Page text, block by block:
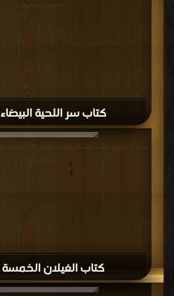
كتاب سر اللحية البيضاء PDF
| التحميل : مرة/مرات
كتاب الغيلان الخمسة PDF
قراءة و تحميل كتاب كتاب الغيلان الخمسة PDF مجانا | مكتبة >
مرة/مرات